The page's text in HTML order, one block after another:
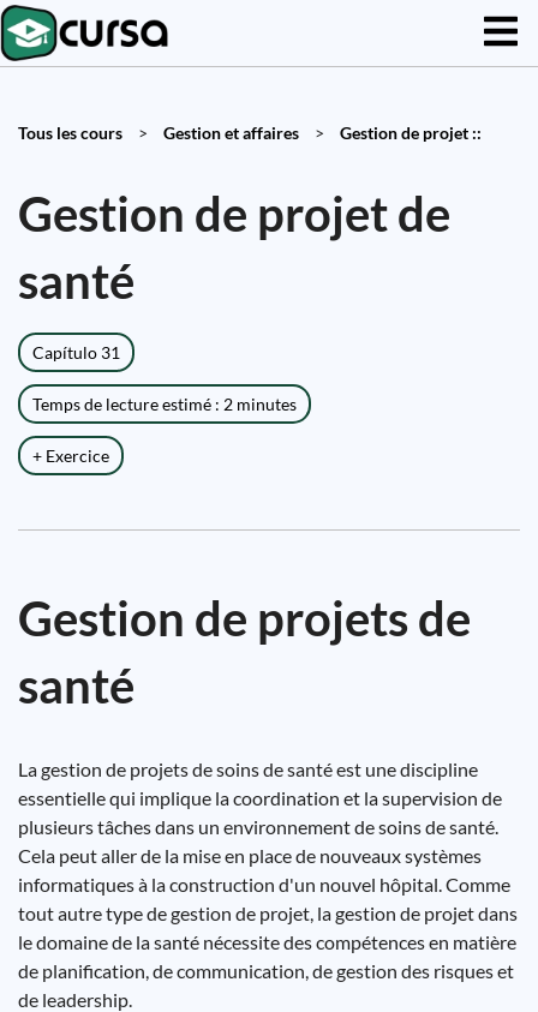
Tous les cours > Gestion et affaires > Gestion de projet ::
Gestion de projet de
santé
Capítulo 31
Temps de lecture estimé : 2 minutes
+ Exercice
Gestion de projets de
santé
La gestion de projets de soins de santé est une discipline
essentielle qui implique la coordination et la supervision de
plusieurs tâches dans un environnement de soins de santé.
Cela peut aller de la mise en place de nouveaux systèmes
informatiques à la construction d'un nouvel hôpital. Comme
tout autre type de gestion de projet, la gestion de projet dans
le domaine de la santé nécessite des compétences en matière
de planification, de communication, de gestion des risques et
de leadership.